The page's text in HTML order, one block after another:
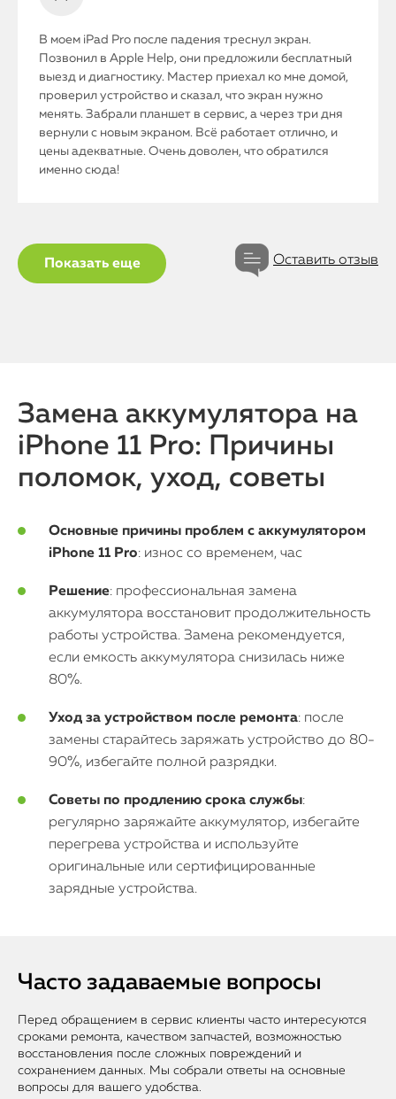
MacBook
Mac Mini
Контакты
В моем iPad Pro после падения треснул экран.
Позвонил в Apple Help, они предложили бесплатный
выезд и диагностику. Мастер приехал ко мне домой,
проверил устройство и сказал, что экран нужно
менять. Забрали планшет в сервис, а через три дня
вернули с новым экраном. Всё работает отлично, и
цены адекватные. Очень доволен, что обратился
именно сюда!
Показать еще Оставить отзыв
Замена аккумулятора на
iPhone 11 Pro: Причины
поломок, уход, советы
Основные причины проблем с аккумулятором
iPhone 11 Pro: износ со временем, час
Решение: профессиональная замена
аккумулятора восстановит продолжительность
работы устройства. Замена рекомендуется,
если емкость аккумулятора снизилась ниже
80%.
Уход за устройством после ремонта: после
замены старайтесь заряжать устройство до 80-
90%, избегайте полной разрядки.
Советы по продлению срока службы:
регулярно заряжайте аккумулятор, избегайте
перегрева устройства и используйте
оригинальные или сертифицированные
зарядные устройства.
Часто задаваемые вопросы
Перед обращением в сервис клиенты часто интересуются
сроками ремонта, качеством запчастей, возможностью
восстановления после сложных повреждений и
сохранением данных. Мы собрали ответы на основные
вопросы для вашего удобства.